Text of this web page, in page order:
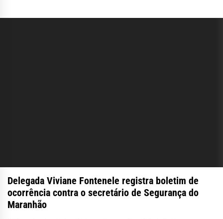
Delegada Viviane Fontenele registra boletim de
ocorrência contra o secretário de Segurança do
Maranhão